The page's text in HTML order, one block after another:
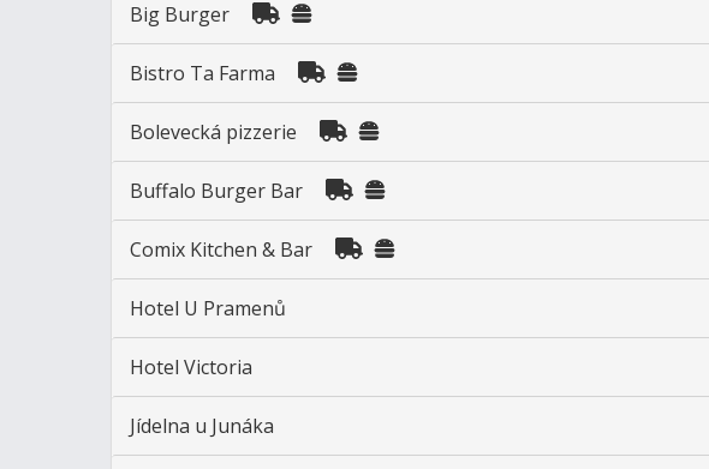
Big Burger
Bistro Ta Farma
Bolevecká pizzerie
Buffalo Burger Bar
Comix Kitchen & Bar
Hotel U Pramenů
Hotel Victoria
Jídelna u Junáka